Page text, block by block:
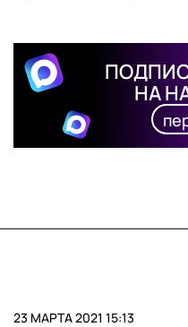
НА
23 МАРТА 2021 15:13